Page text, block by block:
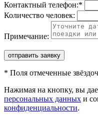
Контактный телефон:*
Количество человек:
Примечание:
отправить заявку
* Поля отмеченные
Нажимая на кнопку, вы
персональных данных и
конфиденциальности.